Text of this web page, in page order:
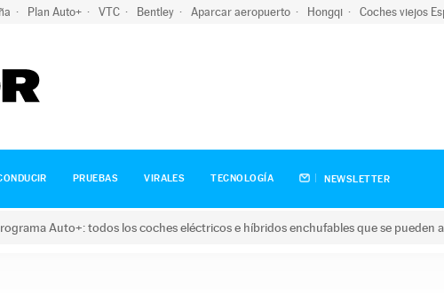
Plan Auto+ VTC Bentley Aparcar aeropuerto Hongqi Coches viejos
PRUEBAS VIRALES TECNOLOGÍA NEWSLETTER
Auto+: todos los coches eléctricos e híbridos enchufables que se pueden